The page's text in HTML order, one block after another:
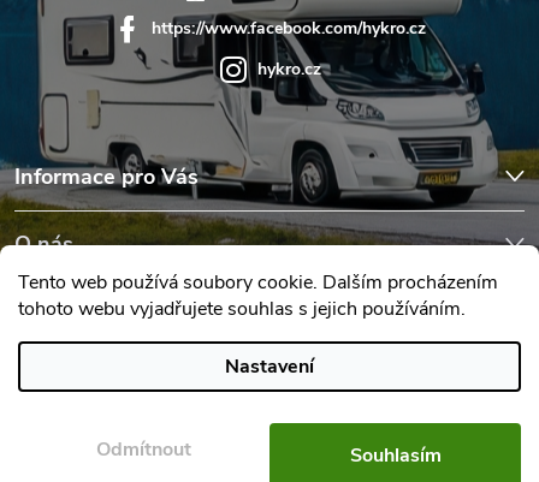
Tento web používá soubory cookie. Dalším procházením
tohoto webu vyjadřujete souhlas s jejich používáním.
Nastavení
Odmítnout Souhlasím
Informace pro Vás
O nás
Hodnocení obchodu
https://www.facebook.com/hykro.cz
hykro.cz
Copyright 2026Karavany Hykro. Všechna práva vyhrazena.Upravit
nastavení cookies